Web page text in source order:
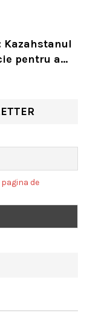
Kazahstanul
pentru a
de